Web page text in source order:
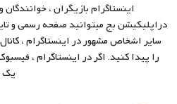
اینستاگرام بازیگران ،
دراپلیکیشن بج میتوانید صفحه رسمی و
سایر اشخاص مشهور در اینستاگرام ،
را پیدا کنید. اگر در اینستاگرام ،
یک